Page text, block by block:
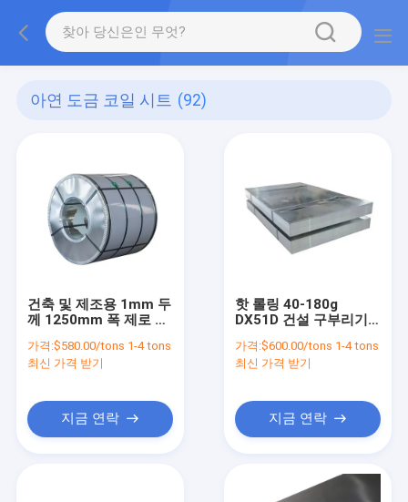
아연 도금 코일 시트 (92)
건축 및 제조용 1mm 두
께 1250mm 폭 제로 스
트
가격:$580.00/tons 1-4 tons
최신 가격 받기
지금 연락
핫 롤링 40-180g
DX51D 건설 구부리기
가격:$600.00/tons 1-4 tons
최신 가격 받기
지금 연락